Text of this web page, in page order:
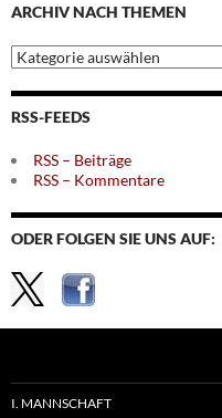
ARCHIV NACH THEMEN
Archiv
nach
Themen
RSS-FEEDS
RSS – Beiträge
RSS – Kommentare
ODER FOLGEN SIE UNS AUF:
I. MANNSCHAFT